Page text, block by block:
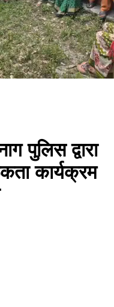
पुलिस द्वारा
कार्यक्रम